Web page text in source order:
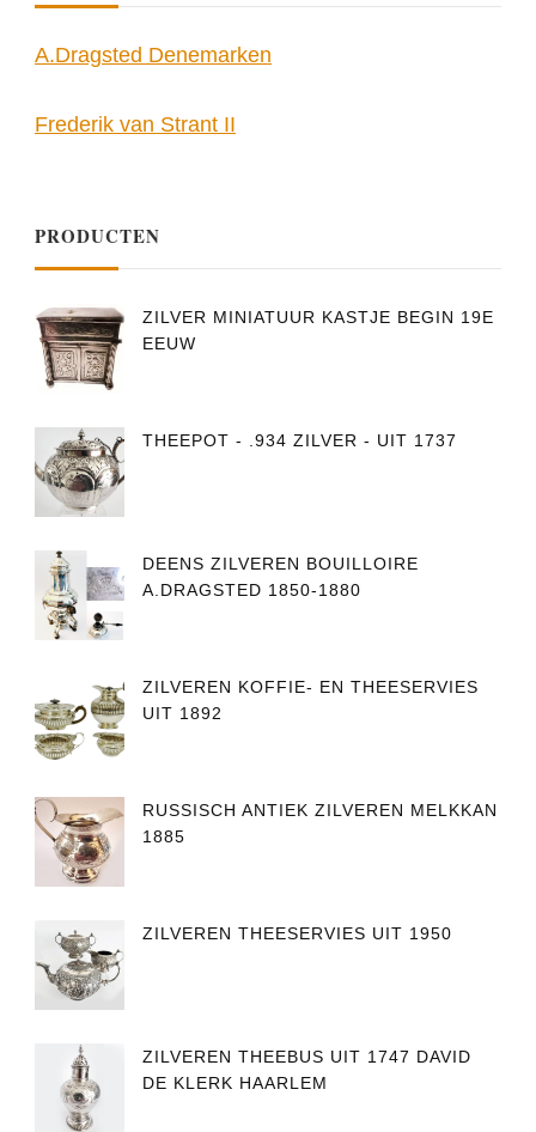
A.Dragsted Denemarken
Frederik van Strant II
PRODUCTEN
ZILVER MINIATUUR KASTJE BEGIN 19E
EEUW
THEEPOT - .934 ZILVER - UIT 1737
DEENS ZILVEREN BOUILLOIRE
A.DRAGSTED 1850-1880
ZILVEREN KOFFIE- EN THEESERVIES
UIT 1892
RUSSISCH ANTIEK ZILVEREN MELKKAN
1885
ZILVEREN THEESERVIES UIT 1950
ZILVEREN THEEBUS UIT 1747 DAVID
DE KLERK HAARLEM